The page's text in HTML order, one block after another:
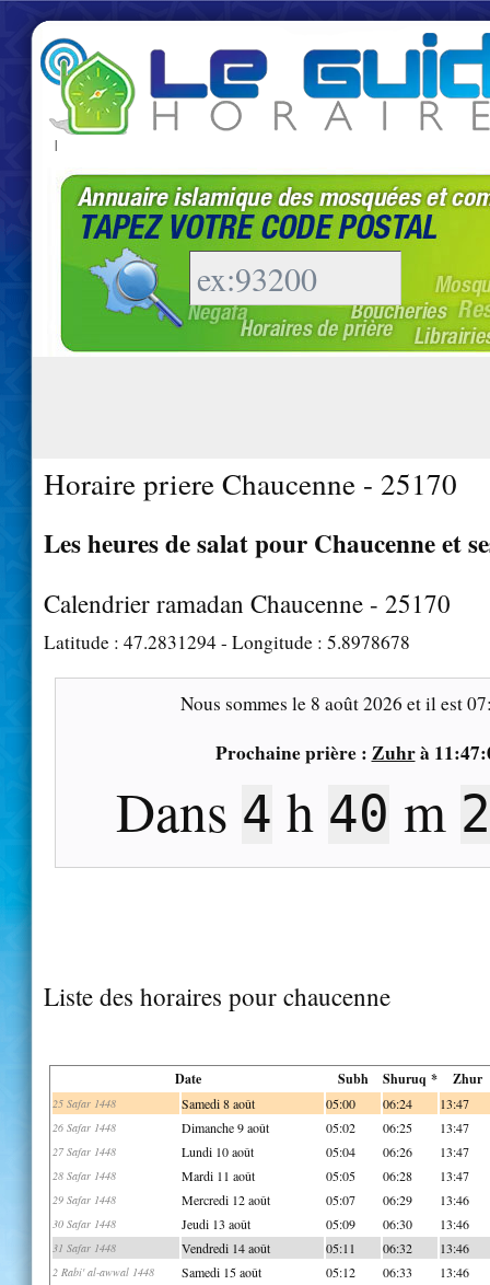
|
Horaire priere Chaucenne - 25170
Les heures de salat pour Chaucenne et
Calendrier ramadan Chaucenne - 25170
Latitude : 47.2831294- Longitude : 5.8978678
Nous sommes le 8 août 2026 et il est
Prochaine prière : Zuhrà
Dans 4 h 40 m
Liste des horaires pour chaucenne
Date Subh Shuruq * Zhur
25 Safar 1448 Samedi 8 août 05:00 06:24 13:47
26 Safar 1448 Dimanche 9 août 05:02 06:25 13:47
27 Safar 1448 Lundi 10 août 05:04 06:26 13:47
28 Safar 1448 Mardi 11 août 05:05 06:28 13:47
29 Safar 1448 Mercredi 12 août 05:07 06:29 13:46
30 Safar 1448 Jeudi 13 août 05:09 06:30 13:46
31 Safar 1448 Vendredi 14 août 05:11 06:32 13:46
2 Rabi' al-awwal 1448 Samedi 15 août 05:12 06:33 13:46